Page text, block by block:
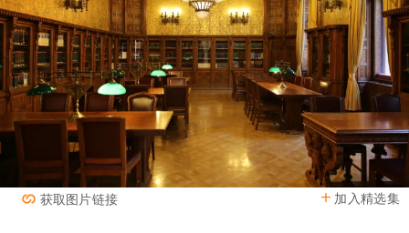
加入精选集
获取图片链接